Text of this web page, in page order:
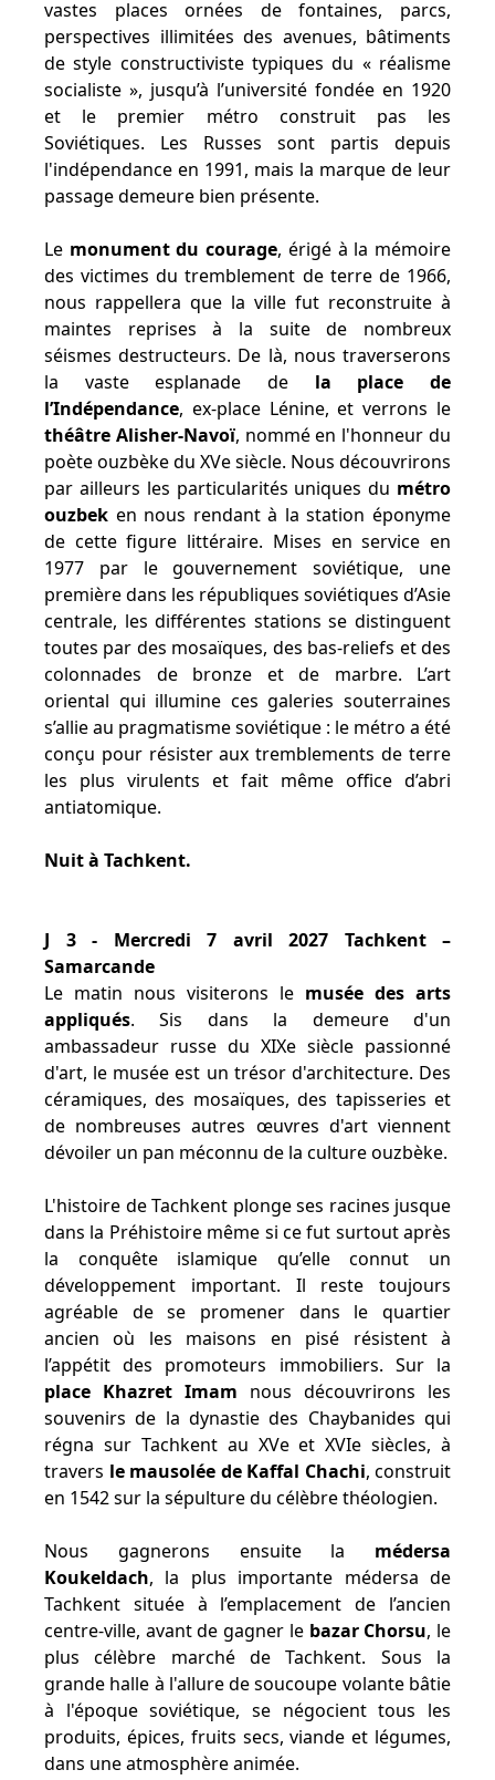
vastes places ornées de fontaines, parcs,
perspectives illimitées des avenues, bâtiments
de style constructiviste typiques du « réalisme
socialiste », jusqu’à l’université fondée en 1920
et le premier métro construit pas les
Soviétiques. Les Russes sont partis depuis
l'indépendance en 1991, mais la marque de leur
passage demeure bien présente.
Le monument du courage, érigé à la mémoire
des victimes du tremblement de terre de 1966,
nous rappellera que la ville fut reconstruite à
maintes reprises à la suite de nombreux
séismes destructeurs. De là, nous traverserons
la vaste esplanade de la place de
l’Indépendance, ex-place Lénine, et verrons le
théâtre Alisher-Navoï, nommé en l'honneur du
poète ouzbèke du XVe siècle. Nous découvrirons
par ailleurs les particularités uniques du métro
ouzbek en nous rendant à la station éponyme
de cette figure littéraire. Mises en service en
1977 par le gouvernement soviétique, une
première dans les républiques soviétiques d’Asie
centrale, les différentes stations se distinguent
toutes par des mosaïques, des bas-reliefs et des
colonnades de bronze et de marbre. L’art
oriental qui illumine ces galeries souterraines
s’allie au pragmatisme soviétique : le métro a été
conçu pour résister aux tremblements de terre
les plus virulents et fait même office d’abri
antiatomique.
Nuit à Tachkent.
J 3 - Mercredi 7 avril 2027 Tachkent –
Samarcande
Le matin nous visiterons le musée des arts
appliqués. Sis dans la demeure d'un
ambassadeur russe du XIXe siècle passionné
d'art, le musée est un trésor d'architecture. Des
céramiques, des mosaïques, des tapisseries et
de nombreuses autres œuvres d'art viennent
dévoiler un pan méconnu de la culture ouzbèke.
L'histoire de Tachkent plonge ses racines jusque
dans la Préhistoire même si ce fut surtout après
la conquête islamique qu’elle connut un
développement important. Il reste toujours
agréable de se promener dans le quartier
ancien où les maisons en pisé résistent à
l’appétit des promoteurs immobiliers. Sur la
place Khazret Imam nous découvrirons les
souvenirs de la dynastie des Chaybanides qui
régna sur Tachkent au XVe et XVIe siècles, à
travers le mausolée de Kaffal Chachi, construit
en 1542 sur la sépulture du célèbre théologien.
Nous gagnerons ensuite la médersa
Koukeldach, la plus importante médersa de
Tachkent située à l’emplacement de l’ancien
centre-ville, avant de gagner le bazar Chorsu, le
plus célèbre marché de Tachkent. Sous la
grande halle à l'allure de soucoupe volante bâtie
à l'époque soviétique, se négocient tous les
produits, épices, fruits secs, viande et légumes,
dans une atmosphère animée.